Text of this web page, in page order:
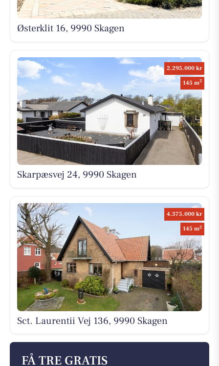
Østerklit 16, 9990 Skagen
2.295.000 kr
145 m2
Skarpæsvej 24, 9990 Skagen
4.375.000 kr
145 m2
Sct. Laurentii Vej 136, 9990 Skagen
FÅ TRE GRATIS